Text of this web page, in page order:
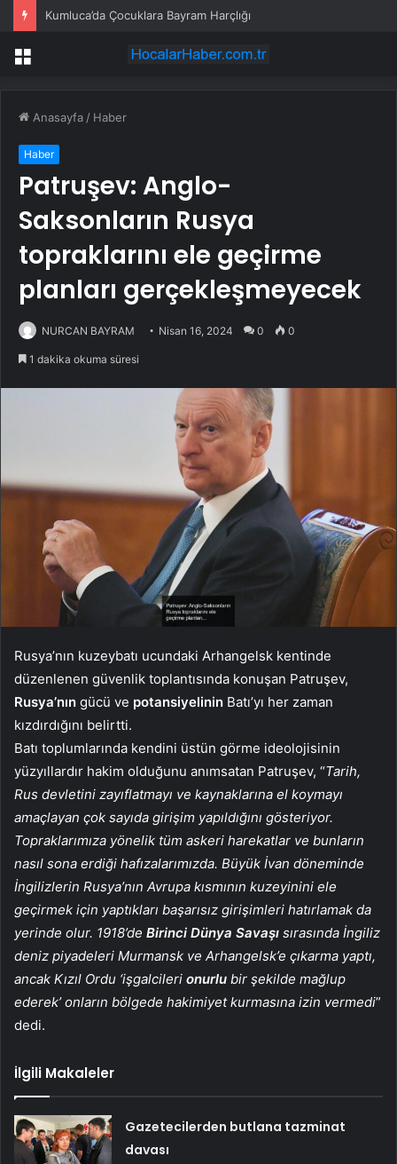
Kumluca’da Çocuklara Bayram Harçlığı
Menü
Anasayfa / Haber
Haber
Patruşev: Anglo-
Saksonların Rusya
topraklarını ele geçirme
planları gerçekleşmeyecek
NURCAN BAYRAM Nisan 16, 2024 0 0
1 dakika okuma süresi
Rusya’nın kuzeybatı ucundaki Arhangelsk kentinde
düzenlenen güvenlik toplantısında konuşan Patruşev,
Rusya’nın gücü ve potansiyelinin Batı’yı her zaman
kızdırdığını belirtti.
Batı toplumlarında kendini üstün görme ideolojisinin
yüzyıllardır hakim olduğunu anımsatan Patruşev, “Tarih,
Rus devletini zayıflatmayı ve kaynaklarına el koymayı
amaçlayan çok sayıda girişim yapıldığını gösteriyor.
Topraklarımıza yönelik tüm askeri harekatlar ve bunların
nasıl sona erdiği hafızalarımızda. Büyük İvan döneminde
İngilizlerin Rusya’nın Avrupa kısmının kuzeyinini ele
geçirmek için yaptıkları başarısız girişimleri hatırlamak da
yerinde olur. 1918’de Birinci Dünya Savaşı sırasında İngiliz
deniz piyadeleri Murmansk ve Arhangelsk’e çıkarma yaptı,
ancak Kızıl Ordu ‘işgalcileri onurlu bir şekilde mağlup
ederek’ onların bölgede hakimiyet kurmasına izin vermedi”
dedi.
İlgili Makaleler
Gazetecilerden butlana tazminat
davası